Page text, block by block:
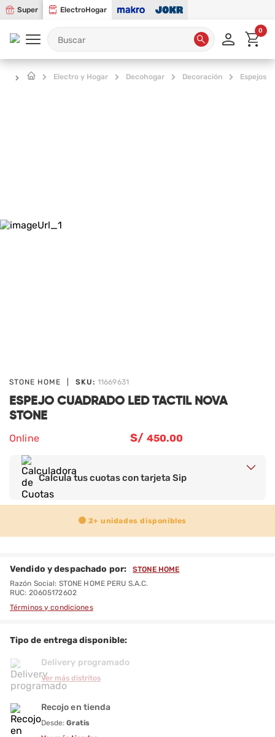
Super ElectroHogar
0
Electro y Hogar Decohogar Decoración Espejos
STONE HOME SKU: 11669631
ESPEJO CUADRADO LED TACTIL NOVA
STONE
Online S/ 450.00
Calcula tus cuotas con tarjeta Sip
2+ unidades disponibles
Vendido y despachado por:
STONE HOME
Razón Social: STONE HOME PERU S.A.C.
RUC: 20605172602
Términos y condiciones
Tipo de entrega disponible:
Delivery programado
Ver más distritos
Recojo en tienda
Desde:Gratis